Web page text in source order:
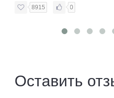
8915 0
Оставить